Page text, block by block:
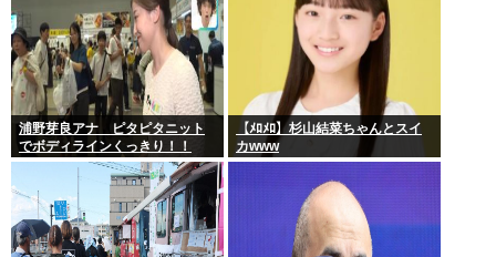
浦野芽良アナ ピタピタニット
でボディラインくっきり！！
【ﾒﾛﾒﾛ】杉山結菜ちゃんとスイ
カwww